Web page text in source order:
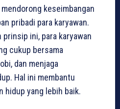
keseimbangan
pribadi para karyawan.
prinsip ini, para karyawan
cukup bersama
dan menjaga
Hal ini membantu
hidup yang lebih baik.